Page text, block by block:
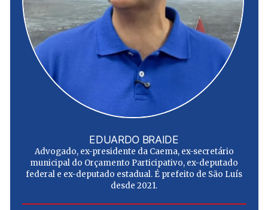
EDUARDO BRAIDE
Advogado, ex-presidente da Caema, ex-secretário
municipal do Orçamento Participativo, ex-deputado
federal e ex-deputado estadual. É prefeito de São Luís
desde 2021.